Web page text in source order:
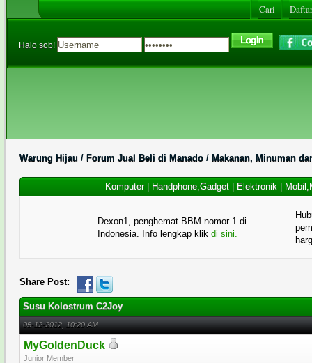
Cari
Halo sob!
Warung Hijau / Forum Jual Beli di Manado / Makanan, Minuman
Komputer| Handphone,Gadget| Elektronik|
Dexon1, penghemat BBM nomor 1 di
Indonesia. Info lengkap klik di sini.
Share Post:
Susu Kolostrum C2Joy
05-12-2012, 10:20 AM
MyGoldenDuck
Junior Member